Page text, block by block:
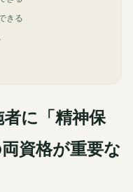
きる
に「精神保
資格が重要な